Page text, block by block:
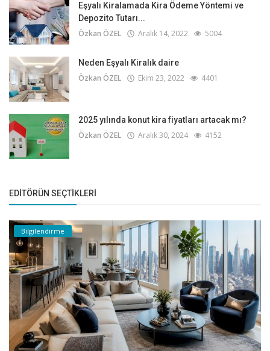
Eşyalı Kiralamada Kira Ödeme Yöntemi ve
Depozito Tutarı...
Özkan ÖZEL Aralık 14, 2022 5004
Neden Eşyalı Kiralık daire
Özkan ÖZEL Ekim 23, 2022 4401
2025 yılında konut kira fiyatları artacak mı?
Özkan ÖZEL Aralık 30, 2024 4152
EDITÖRÜN SEÇTIKLERI
Bilgilendirme